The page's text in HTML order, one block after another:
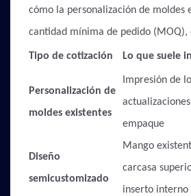
cómo la personalización de moldes
cantidad mínima de pedido
Tipo de cotización Lo que suele
Personalización de
moldes existentes
Impresión de
empaque
Diseño
semicustomizado
Mango
carcasa
inserto interno